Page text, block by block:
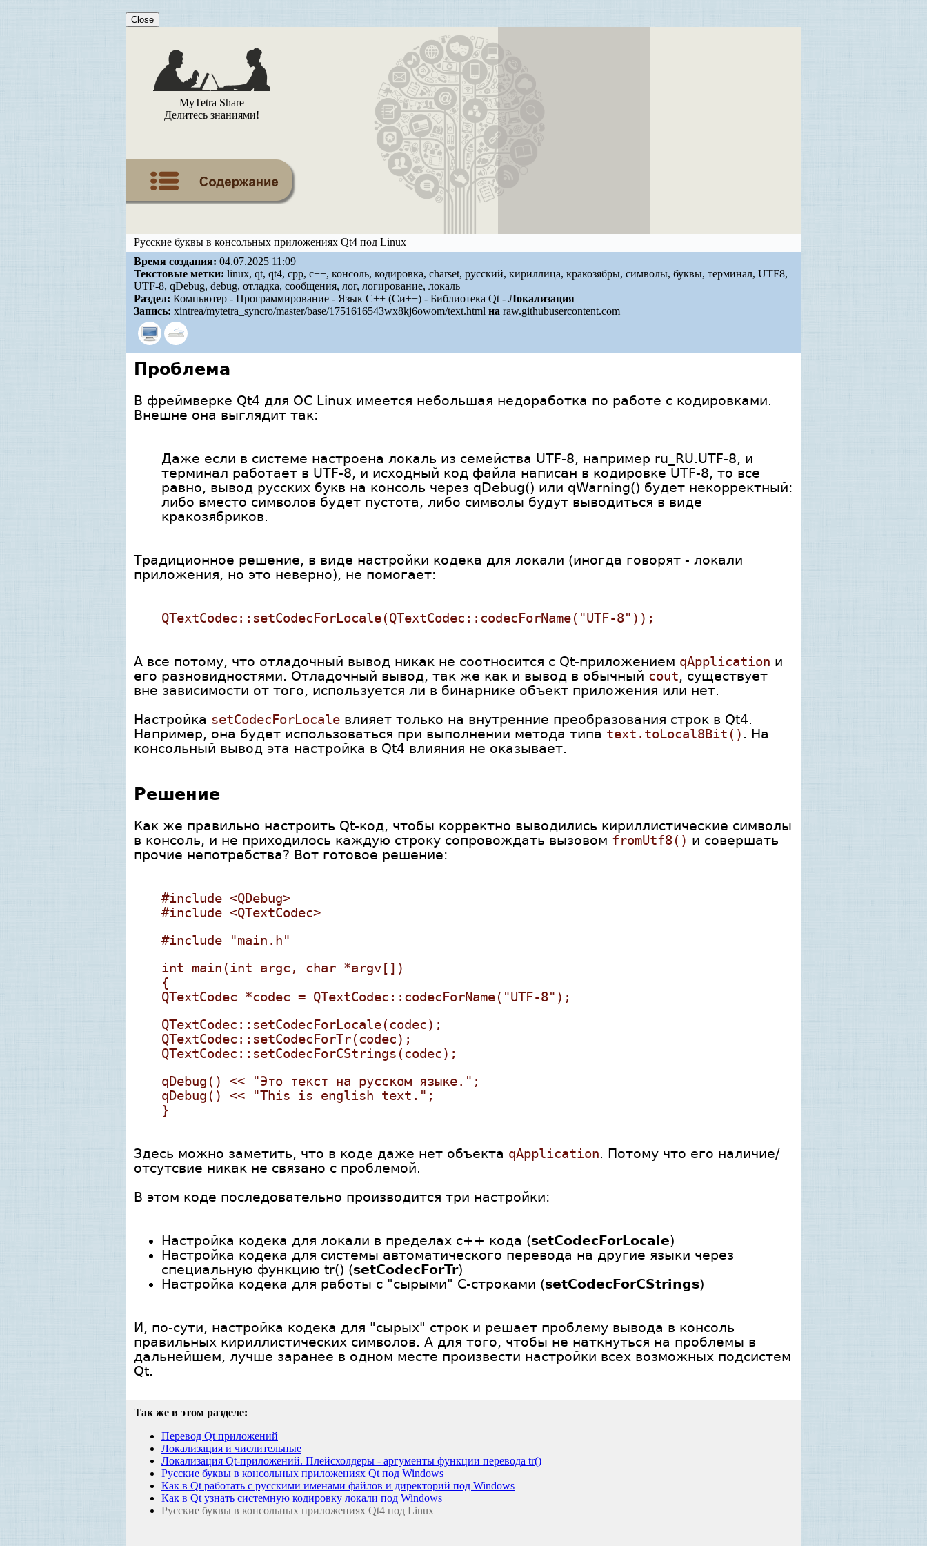
Close
MyTetra Share
Делитесь знаниями!
Русские буквы в консольных приложениях Qt4 под Linux
Время создания: 04.07.2025 11:09
Текстовые метки: linux, qt, qt4, cpp, c++, консоль, кодировка, charset, русский, кириллица, кракозябры, символы, буквы, терминал, UTF8,
UTF-8, qDebug, debug, отладка, сообщения, лог, логирование, локаль
Раздел: Компьютер - Программирование - Язык C++ (Си++) - Библиотека Qt - Локализация
Запись: xintrea/mytetra_syncro/master/base/1751616543wx8kj6owom/text.html на raw.githubusercontent.com
Проблема
В фреймверке Qt4 для ОС Linux имеется небольшая недоработка по работе с кодировками.
Внешне она выглядит так:
Даже если в системе настроена локаль из семейства UTF-8, например ru_RU.UTF-8, и
терминал работает в UTF-8, и исходный код файла написан в кодировке UTF-8, то все
равно, вывод русских букв на консоль через qDebug() или qWarning() будет некорректный:
либо вместо символов будет пустота, либо символы будут выводиться в виде
кракозябриков.
Традиционное решение, в виде настройки кодека для локали (иногда говорят - локали
приложения, но это неверно), не помогает:
QTextCodec::setCodecForLocale(QTextCodec::codecForName("UTF-8"));
А все потому, что отладочный вывод никак не соотносится с Qt-приложением qApplication и
его разновидностями. Отладочный вывод, так же как и вывод в обычный cout, существует
вне зависимости от того, используется ли в бинарнике объект приложения или нет.
Настройка setCodecForLocale влияет только на внутренние преобразования строк в Qt4.
Например, она будет использоваться при выполнении метода типа text.toLocal8Bit() . На
консольный вывод эта настройка в Qt4 влияния не оказывает.
Решение
Как же правильно настроить Qt-код, чтобы корректно выводились кириллистические символы
в консоль, и не приходилось каждую строку сопровождать вызовом fromUtf8() и совершать
прочие непотребства? Вот готовое решение:
#include <QDebug>
#include <QTextCodec>
#include "main.h"
int main(int argc, char *argv[])
{
QTextCodec *codec = QTextCodec::codecForName("UTF-8");
QTextCodec::setCodecForLocale(codec);
QTextCodec::setCodecForTr(codec);
QTextCodec::setCodecForCStrings(codec);
qDebug() << "Это текст на русском языке.";
qDebug() << "This is english text.";
}
Здесь можно заметить, что в коде даже нет объекта qApplication. Потому что его наличие/
отсутсвие никак не связано с проблемой.
В этом коде последовательно производится три настройки:
Настройка кодека для локали в пределах c++ кода (setCodecForLocale)
Настройка кодека для системы автоматического перевода на другие языки через
специальную функцию tr() (setCodecForTr)
Настройка кодека для работы с "сырыми" C-строками (setCodecForCStrings)
И, по-сути, настройка кодека для "сырых" строк и решает проблему вывода в консоль
правильных кириллистических символов. А для того, чтобы не наткнуться на проблемы в
дальнейшем, лучше заранее в одном месте произвести настройки всех возможных подсистем
Qt.
Так же в этом разделе:
Перевод Qt приложений
Локализация и числительные
Локализация Qt-приложений. Плейсхолдеры - аргументы функции перевода tr()
Русские буквы в консольных приложениях Qt под Windows
Как в Qt работать с русскими именами файлов и директорий под Windows
Как в Qt узнать системную кодировку локали под Windows
Русские буквы в консольных приложениях Qt4 под Linux